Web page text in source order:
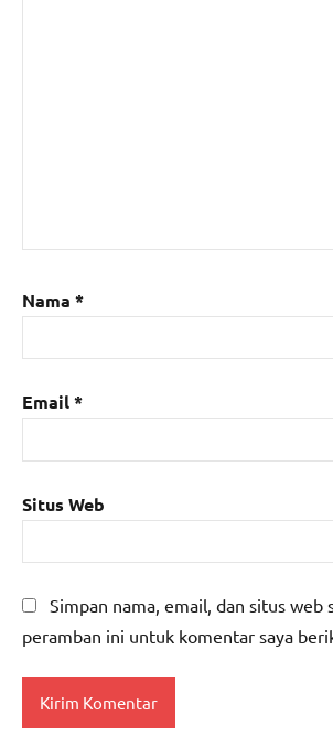
Nama *
Email*
Situs Web
Simpan nama, email, dan situs web
peramban ini untuk komentar saya